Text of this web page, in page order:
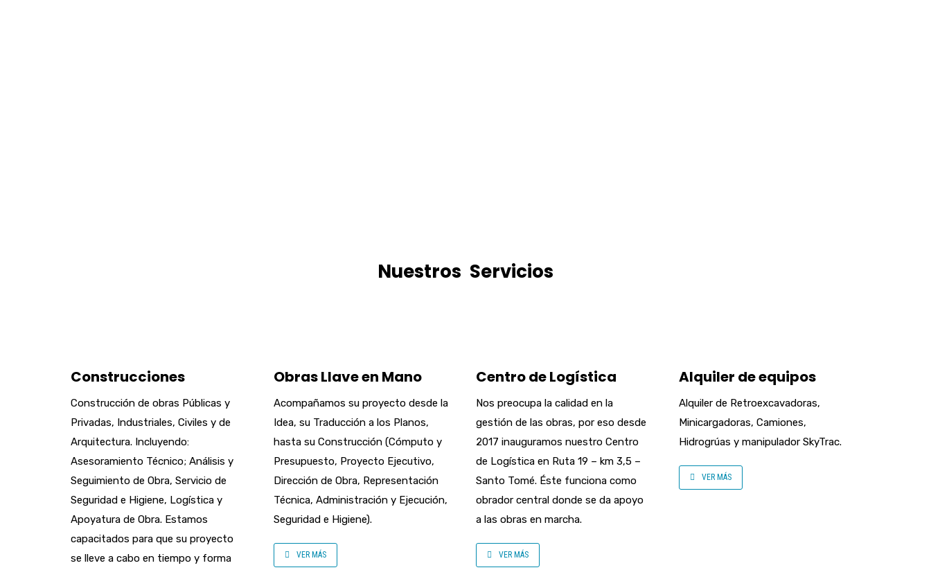
Nuestros Servicios
Construcciones
Construcción de obras Públicas y
Privadas, Industriales, Civiles y de
Arquitectura. Incluyendo:
Asesoramiento Técnico; Análisis y
Seguimiento de Obra, Servicio de
Seguridad e Higiene, Logística y
Apoyatura de Obra. Estamos
capacitados para que su proyecto
se lleve a cabo en tiempo y forma
Obras Llave en Mano
Acompañamos su proyecto desde la
Idea, su Traducción a los Planos,
hasta su Construcción (Cómputo y
Presupuesto, Proyecto Ejecutivo,
Dirección de Obra, Representación
Técnica, Administración y Ejecución,
Seguridad e Higiene).
VER MÁS
Centro de Logística
Nos preocupa la calidad en la
gestión de las obras, por eso desde
2017 inauguramos nuestro Centro
de Logística en Ruta 19 – km 3,5 –
Santo Tomé. Éste funciona como
obrador central donde se da apoyo
a las obras en marcha.
VER MÁS
Alquiler de equipos
Alquiler de Retroexcavadoras,
Minicargadoras, Camiones,
Hidrogrúas y manipulador SkyTrac.
VER MÁS